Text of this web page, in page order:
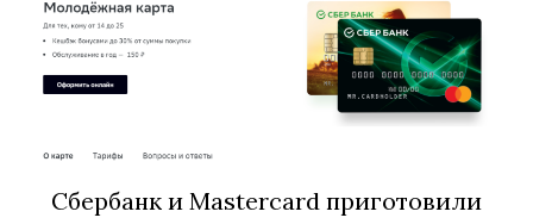
Сбербанк и Mastercard приготовили